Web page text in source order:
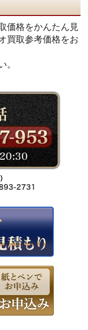
価格をかんたん見
買取参考価格をお
。